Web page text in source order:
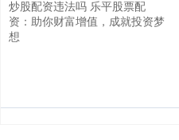
炒股配资违法吗 乐平股票配
资：助你财富增值，成就投资梦
想